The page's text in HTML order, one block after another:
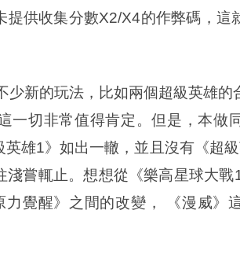
提供收集分數X2/X4的作弊碼，這
新的玩法，比如兩個超級英雄的
一切非常值得肯定。但是，本做
雄1》如出一轍，並且沒有《超
淺嘗輒止。想想從《樂高星球大
覺醒》之間的改變， 《漫威》